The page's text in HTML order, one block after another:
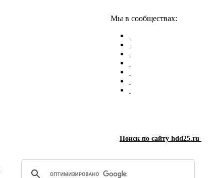
Мы в сообществах:
Поиск по сайту hdd25.ru